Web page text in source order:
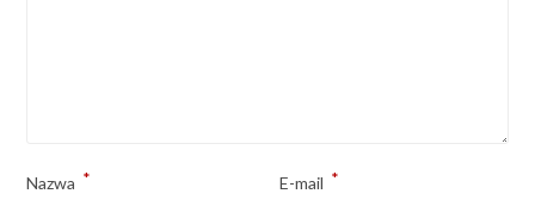
Nazwa * E-mail *